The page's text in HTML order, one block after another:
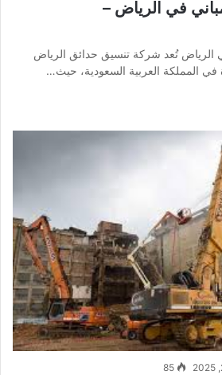
في الرياض –
تُعد شركة تنسيق حدائق الرياض
في المملكة العربية السعودية، حيث…
85